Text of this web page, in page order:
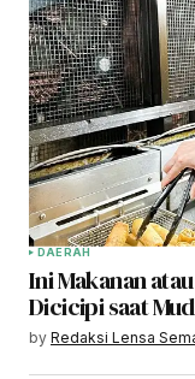
DAERAH
Ini Makanan
Dicicipi saat
by Redaksi Lensa